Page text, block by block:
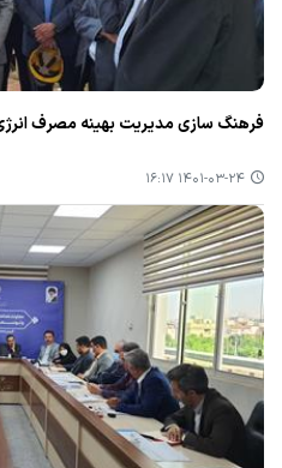
فرهنگ سازی مدیریت بهینه مصرف
۱۴۰۱-۰۳-۲۴ ۱۶:۱۷